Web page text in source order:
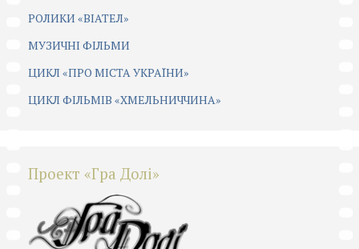
РОЛИКИ «ВІАТЕЛ»
МУЗИЧНІ ФІЛЬМИ
ЦИКЛ «ПРО МІСТА УКРАЇНИ»
ЦИКЛ ФІЛЬМІВ «ХМЕЛЬНИЧЧИНА»
Проект «Гра Долі»